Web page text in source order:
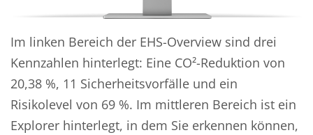
Im linken Bereich der EHS-Overview sind drei
Kennzahlen hinterlegt: Eine CO²-Reduktion von
20,38 %, 11 Sicherheitsvorfälle und ein
Risikolevel von 69 %. Im mittleren Bereich ist ein
Explorer hinterlegt, in dem Sie erkennen können,